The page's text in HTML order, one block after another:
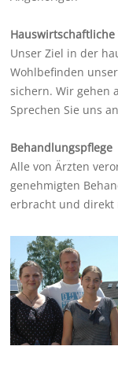
Hauswirtschaftliche
Unser Ziel in der
Wohlbefinden
sichern. Wir gehen
Sprechen Sie uns
Behandlungspflege
Alle von Ärzten
genehmigten
erbracht und direkt